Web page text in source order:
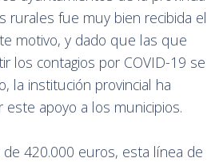
rurales fue muy bien recibida el
motivo, y dado que las que
los contagios por COVID-19 se
la institución provincial ha
apoyo a los municipios.
420.000 euros, esta línea de